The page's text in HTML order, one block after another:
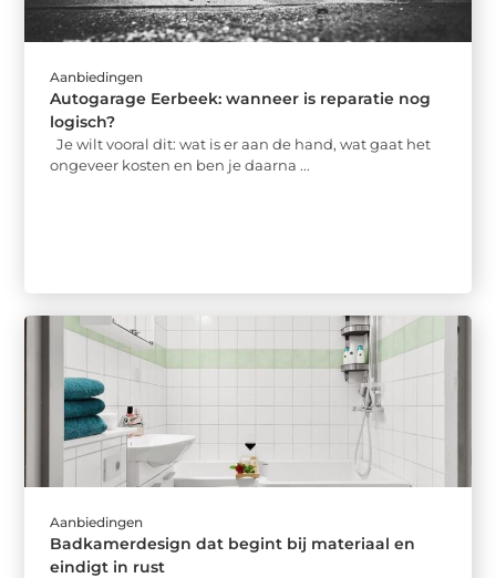
Aanbiedingen
Autogarage Eerbeek: wanneer is reparatie nog
logisch?
Je wilt vooral dit: wat is er aan de hand, wat gaat het
ongeveer kosten en ben je daarna ...
Aanbiedingen
Badkamerdesign dat begint bij materiaal en
eindigt in rust